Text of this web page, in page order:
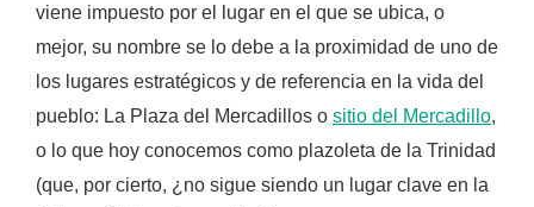
viene impuesto por el lugar en el que se ubica, o
mejor, su nombre se lo debe a la proximidad de uno de
los lugares estratégicos y de referencia en la vida del
pueblo: La Plaza del Mercadillos o sitio del Mercadillo,
o lo que hoy conocemos como plazoleta de la Trinidad
(que, por cierto, ¿no sigue siendo un lugar clave en la